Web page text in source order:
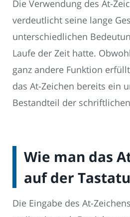
Die Verwendung des At-
verdeutlicht seine lange
unterschiedlichen
Laufe der Zeit hatte.
ganz andere Funktion
das At-Zeichen bereits ein
Bestandteil der
Wie man das
auf der
Die Eingabe des At-